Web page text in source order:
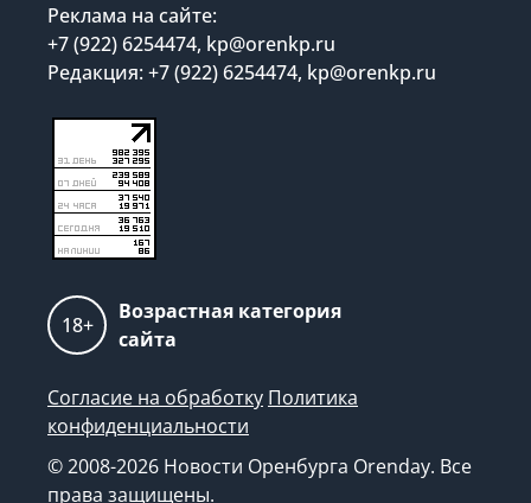
Реклама на сайте:
+7 (922) 6254474, kp@orenkp.ru
Редакция: +7 (922) 6254474, kp@orenkp.ru
18+
Возрастная категория
сайта
Согласие на обработку Политика
конфиденциальности
© 2008-2026 Новости Оренбурга Orenday. Все
права защищены.